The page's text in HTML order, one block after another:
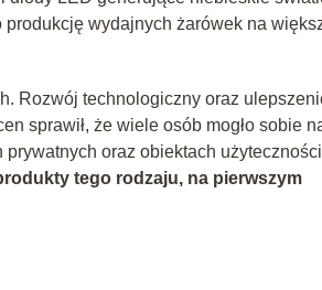
produkcję wydajnych żarówek na
Rozwój technologiczny oraz
sprawił, że wiele osób mogło sobie
oraz obiektach użyteczności
tego rodzaju, na pierwszym